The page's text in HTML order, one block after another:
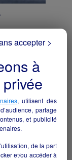
à
, utilisent des
partage
et publicité
de la part
et/ou accéder à
accepter >